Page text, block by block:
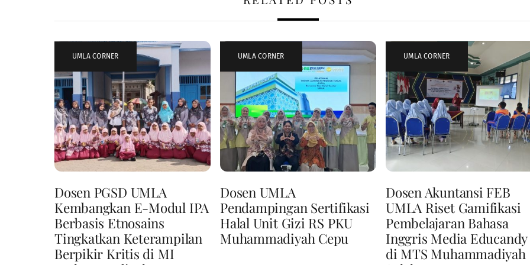
UMLA CORNER
Dosen PGSD UMLA
Kembangkan E-Modul IPA
Berbasis Etnosains
Tingkatkan Keterampilan
Berpikir Kritis di MI
UMLA CORNER
Dosen UMLA
Pendampingan Sertifikasi
Halal Unit Gizi RS PKU
Muhammadiyah Cepu
UMLA CORNER
Dosen Akuntansi FEB
UMLA Riset Gamifikasi
Pembelajaran Bahasa
Inggris Media Educandy
di MTS Muhammadiyah